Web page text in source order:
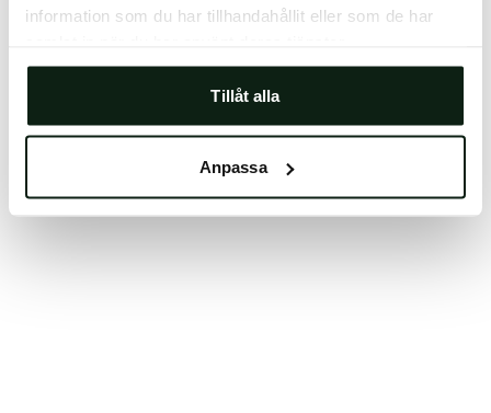
information som du har tillhandahållit eller som de har
Tillåt alla
Anpassa
We apologize for the inconvenience.